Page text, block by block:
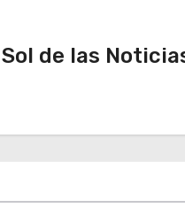
Sol de las